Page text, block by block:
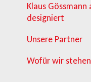
Klaus
designiert
Unsere Partner
Wofür wir stehen